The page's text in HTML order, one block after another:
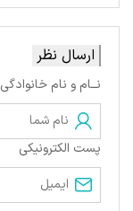
ارسال نظر
نــام و نام خانوادگی
پست الکترونیکی